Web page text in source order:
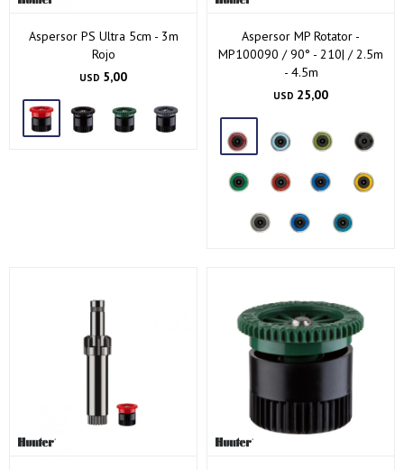
Aspersor PS Ultra 5cm - 3m
Rojo
USD 5,00
Aspersor MP Rotator -
MP100090 / 90° - 210| / 2.5m
- 4.5m
USD 25,00